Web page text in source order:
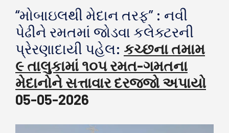
“મોબાઇલથી મેદાન તરફ” : નવી
પેઢીને રમતમાં જોડવા કલેક્ટરની
પ્રેરણાદાયી પહેલ: કચ્છના તમામ
૯ તાલુકામાં ૧૦૫ રમત-ગમતના
મેદાનોને સત્તાવાર દરજ્જો અપાયો
05-05-2026